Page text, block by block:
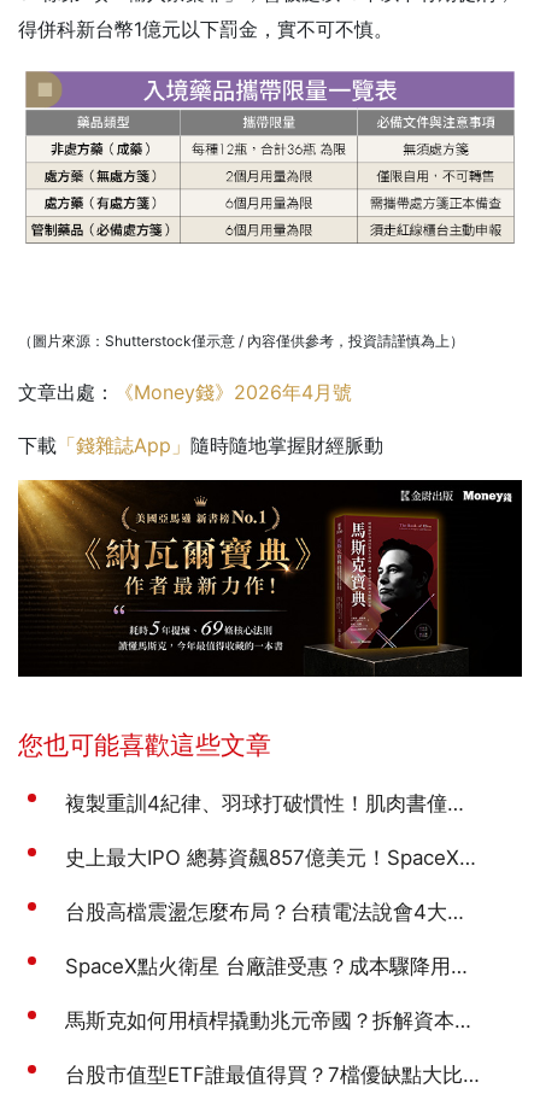
得併科新台幣1億元以下罰金，實不可不慎。
（圖片來源：Shutterstock僅示意 / 內容僅供參考，投資請謹慎為上）
文章出處： 《Money錢》2026年4月號
下載 「錢雜誌App」 隨時隨地掌握財經脈動